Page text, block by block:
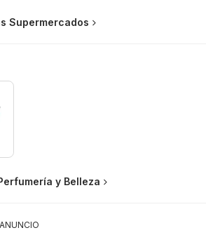
Supermercados
y Belleza
ANUNCIO